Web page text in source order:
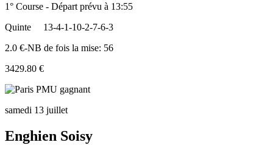
1° Course - Départ prévu à 13:55
Quinte
13-4-1-10-2-7-6-3
2.0 €-NB de fois la mise: 56
3429.80 €
samedi 13 juillet
Enghien Soisy